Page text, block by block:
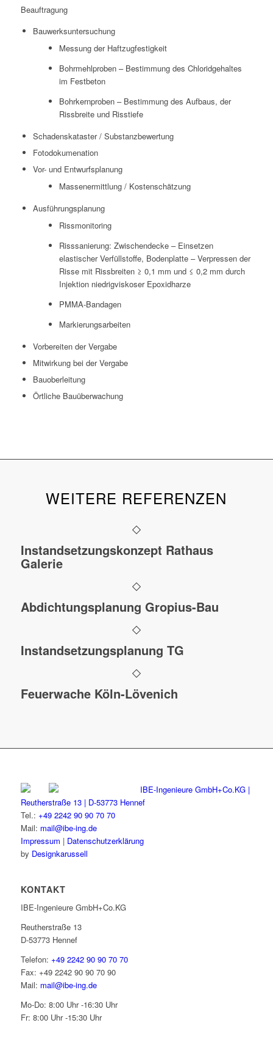
Beauftragung
Bauwerksuntersuchung
Messung der Haftzugfestigkeit
Bohrmehlproben – Bestimmung des Chloridgehaltes
im Festbeton
Bohrkernproben – Bestimmung des Aufbaus, der
Rissbreite und Risstiefe
Schadenskataster / Substanzbewertung
Fotodokumenation
Vor- und Entwurfsplanung
Massenermittlung / Kostenschätzung
Ausführungsplanung
Rissmonitoring
Risssanierung: Zwischendecke – Einsetzen
elastischer Verfüllstoffe, Bodenplatte – Verpressen der
Risse mit Rissbreiten ≥ 0,1 mm und ≤ 0,2 mm durch
Injektion niedrigviskoser Epoxidharze
PMMA-Bandagen
Markierungsarbeiten
Vorbereiten der Vergabe
Mitwirkung bei der Vergabe
Bauoberleitung
Örtliche Bauüberwachung
WEITERE REFERENZEN
Instandsetzungskonzept Rathaus
Galerie
Abdichtungsplanung Gropius-Bau
Instandsetzungsplanung TG
Feuerwache Köln-Lövenich
IBE-Ingenieure GmbH+Co.KG |
Reutherstraße 13 | D-53773 Hennef
Tel.: +49 2242 90 90 70 70
Mail: mail@ibe-ing.de
Impressum | Datenschutzerklärung
by Designkarussell
KONTAKT
IBE-Ingenieure GmbH+Co.KG
Reutherstraße 13
D-53773 Hennef
Telefon: +49 2242 90 90 70 70
Fax: +49 2242 90 90 70 90
Mail: mail@ibe-ing.de
Mo-Do: 8:00 Uhr -16:30 Uhr
Fr: 8:00 Uhr -15:30 Uhr